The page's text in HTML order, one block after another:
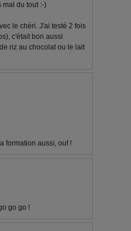
mal du tout :-)
le chéri. J'ai testé 2 fois
c'était bon aussi.
riz au chocolat ou le lait
formation aussi, ouf !
go go !